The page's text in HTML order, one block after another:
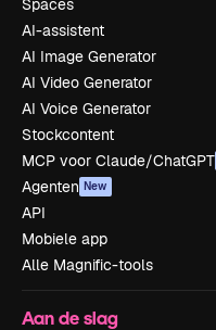
Spaces
AI-assistent
AI Image Generator
AI Video Generator
AI Voice Generator
Stockcontent
MCP voor Claude/ChatGPT
Agenten New
API
Mobiele app
Alle Magnific-tools
Aan de slag